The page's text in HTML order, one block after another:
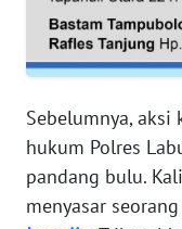
Sebelumnya,
hukum Polres
pandang bulu.
menyasar
WN
PAPUA
WN
PAPUA
BARAT